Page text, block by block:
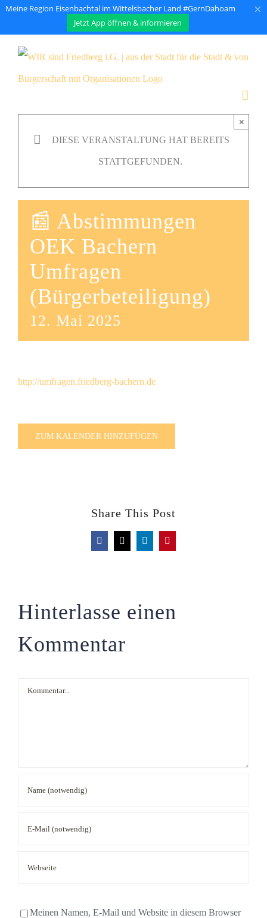
Meine Region Eisenbachtal im Wittelsbacher Land #GernDahoam
Jetzt App öffnen & informieren
×
DIESE VERANSTALTUNG HAT BEREITS
STATTGEFUNDEN.
×
📰 Abstimmungen
OEK Bachern
Umfragen
(Bürgerbeteiligung)
12. Mai 2025
http://umfragen.friedberg-bachern.de
ZUM KALENDER HINZUFÜGEN
Share This Post
Facebook
X LinkedInPinterest
Hinterlasse einen
Kommentar
Kommentar
Meinen Namen, E-Mail und Website in diesem Browser